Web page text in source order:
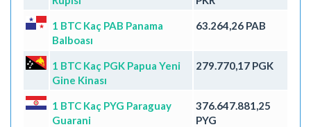
1 BTC Kaç PAB Panama
Balboası
63.264,26 PAB
1 BTC Kaç PGK Papua Yeni
Gine Kinası
279.770,17 PGK
1 BTC Kaç PYG Paraguay
Guarani
376.647.881,25
PYG